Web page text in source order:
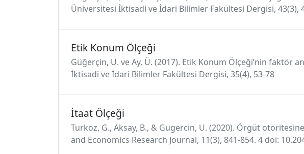
Üniversitesi İktisadi ve İdari Bilimler Fakültesi Dergisi,
Etik Konum Ölçeği
Güğerçin, U. ve Ay, Ü. (2017). Etik Konum Ölçeği’nin faktör
İktisadi ve İdari Bilimler Fakültesi Dergisi, 35(4), 53-78
İtaat Ölçeği
Turkoz, G., Aksay, B., & Gugercin, U. (2020). Örgüt
and Economics Research Journal, 11(3), 841-854. 4 doi: